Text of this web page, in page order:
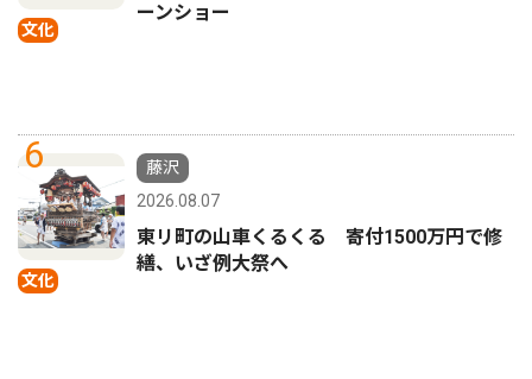
文化
ーンショー
6
文化
藤沢
2026.08.07
東リ町の山車くるくる 寄付1500万円で修
繕、いざ例大祭へ